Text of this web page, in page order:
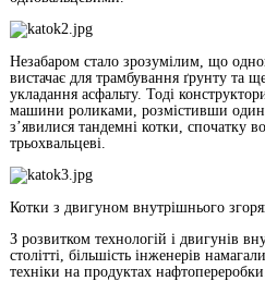
Незабаром стало зрозумілим, що
вистачає для трамбування ґрунту та
укладання асфальту. Тоді
машини роликами, розмістивши один
з’явилися тандемні котки, спочатку
трьохвальцеві.
Котки з двигуном внутрішнього
З розвитком технологій і двигунів
столітті, більшість інженерів
техніки на продуктах